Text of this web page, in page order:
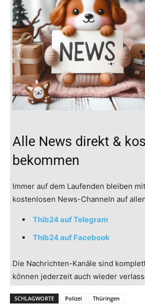
Alle News direkt &
bekommen
Immer auf dem Laufenden bleiben
kostenlosen News-Channeln auf
Thib24 auf Telegram
Thib24 auf Facebook
Die Nachrichten-Kanäle sind
können jederzeit auch wieder
SCHLAGWORTE Polizei Thüringen